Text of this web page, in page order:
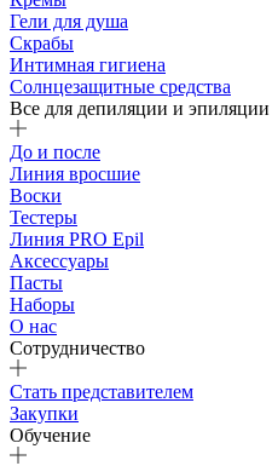
Гели для душа
Скрабы
Интимная гигиена
Солнцезащитные средства
Все для депиляции и эпиляции
До и после
Линия вросшие
Воски
Тестеры
Линия PRO Epil
Аксессуары
Пасты
Наборы
О нас
Сотрудничество
Стать представителем
Закупки
Обучение